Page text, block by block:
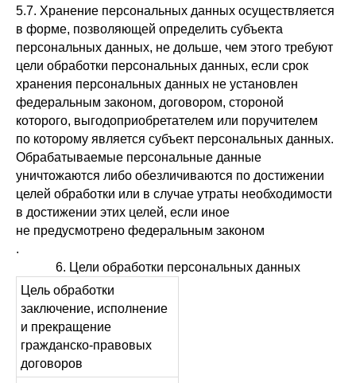
5.7. Хранение персональных данных осуществляется
в форме, позволяющей определить субъекта
персональных данных, не дольше, чем этого требуют
цели обработки персональных данных, если срок
хранения персональных данных не установлен
федеральным законом, договором, стороной
которого, выгодоприобретателем или поручителем
по которому является субъект персональных данных.
Обрабатываемые персональные данные
уничтожаются либо обезличиваются по достижении
целей обработки или в случае утраты необходимости
в достижении этих целей, если иное
не предусмотрено федеральным законом
.
6. Цели обработки персональных данных
Цель обработки
заключение, исполнение
и прекращение
гражданско-правовых
договоров